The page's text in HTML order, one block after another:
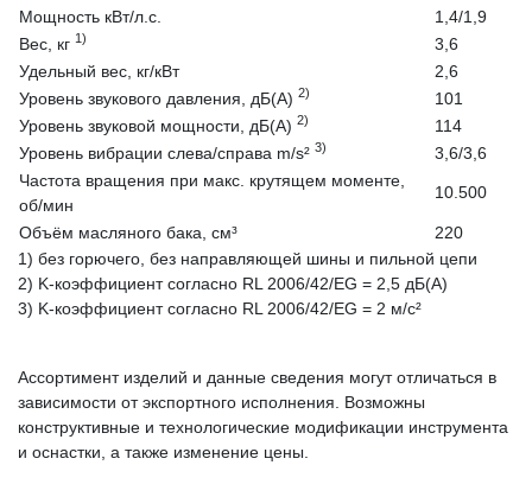
Мощность кВт/л.с.
1,4/1,9
Вес, кг 1)
3,6
Удельный вес, кг/кВт
2,6
Уровень звукового давления, дБ(A) 2)
101
Уровень звуковой мощности, дБ(A) 2)
114
Уровень вибрации слева/справа m/s² 3)
3,6/3,6
Частота вращения при макс. крутящем моменте,
об/мин
10.500
Объём масляного бака, см³
220
1) без горючего, без направляющей шины и пильной цепи
2) K-коэффициент согласно RL 2006/42/EG = 2,5 дБ(A)
3) K-коэффициент согласно RL 2006/42/EG = 2 м/с²
Ассортимент изделий и данные сведения могут отличаться в
зависимости от экспортного исполнения. Возможны
конструктивные и технологические модификации инструмента
и оснастки, а также изменение цены.